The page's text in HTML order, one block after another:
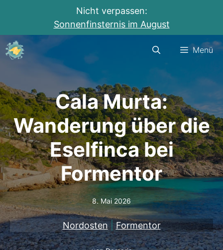
Nicht verpassen:
Sonnenfinsternis im August
Zum
Inhalt
Menü
Cala Murta:
Wanderung über die
Eselfinca bei
Formentor
8. Mai 2026
Nordosten |Formentor